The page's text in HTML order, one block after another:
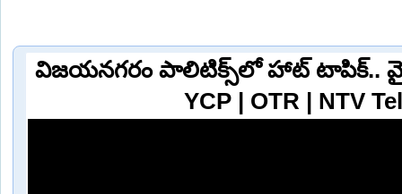
విజయనగరం పాలిటిక్స్‌లో హాట్ టాపిక్..
YCP | OTR | NTV